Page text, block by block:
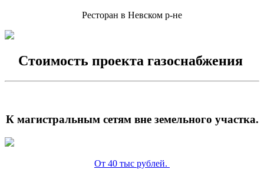
Ресторан в Невском р-не
Стоимость проекта газоснабжения
К магистральным сетям вне земельного участка.
От 40 тыс рублей.